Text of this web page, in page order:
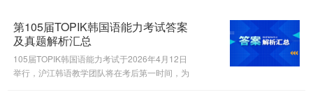
第105届TOPIK韩国语能力考试答案
及真题解析汇总
105届TOPIK韩国语能力考试于2026年4月12日
举行，沪江韩语教学团队将在考后第一时间，为